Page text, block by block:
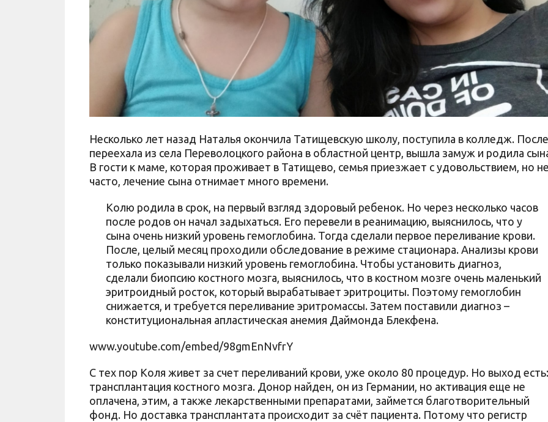
Несколько лет назад Наталья окончила Татищевскую школу, поступила в колледж. После
переехала из села Переволоцкого района в областной центр, вышла замуж и родила
В гости к маме, которая проживает в Татищево, семья приезжает с удовольствием, но
часто, лечение сына отнимает много времени.
Колю родила в срок, на первый взгляд здоровый ребенок. Но через несколько часов
после родов он начал задыхаться. Его перевели в реанимацию, выяснилось, что у
сына очень низкий уровень гемоглобина. Тогда сделали первое переливание крови.
После, целый месяц проходили обследование в режиме стационара. Анализы крови
только показывали низкий уровень гемоглобина. Чтобы установить диагноз,
сделали биопсию костного мозга, выяснилось, что в костном мозге очень маленький
эритроидный росток, который вырабатывает эритроциты. Поэтому гемоглобин
снижается, и требуется переливание эритромассы. Затем поставили диагноз –
конституциональная апластическая анемия Даймонда Блекфена.
www.youtube.com/embed/98gmEnNvfrY
С тех пор Коля живет за счет переливаний крови, уже около 80 процедур. Но выход есть:
трансплантация костного мозга. Донор найден, он из Германии, но активация еще не
оплачена, этим, а также лекарственными препаратами, займется благотворительный
фонд. Но доставка трансплантата происходит за счёт пациента. Потому что регистр